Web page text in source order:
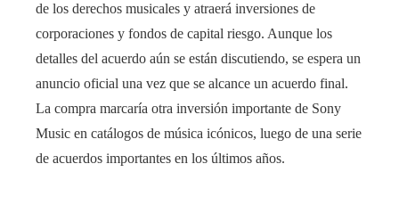
de los derechos musicales y atraerá inversiones de
corporaciones y fondos de capital riesgo. Aunque los
detalles del acuerdo aún se están discutiendo, se espera un
anuncio oficial una vez que se alcance un acuerdo final.
La compra marcaría otra inversión importante de Sony
Music en catálogos de música icónicos, luego de una serie
de acuerdos importantes en los últimos años.